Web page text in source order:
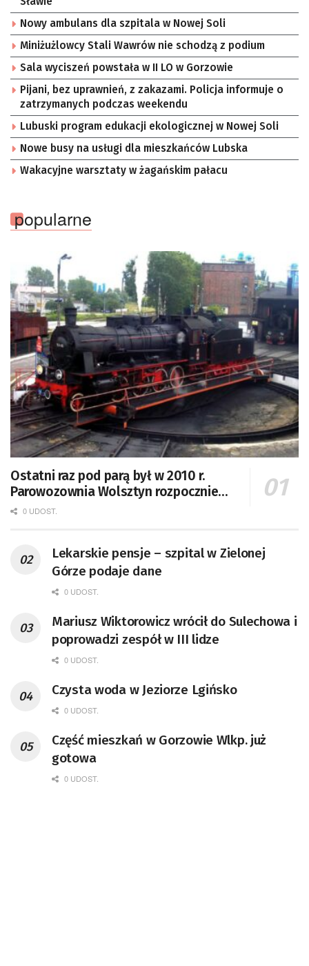
Nowy ambulans dla szpitala w Nowej Soli
Miniżużlowcy Stali Wawrów nie schodzą z podium
Sala wyciszeń powstała w II LO w Gorzowie
Pijani, bez uprawnień, z zakazami. Policja informuje o
zatrzymanych podczas weekendu
Lubuski program edukacji ekologicznej w Nowej Soli
Nowe busy na usługi dla mieszkańców Lubska
Wakacyjne warsztaty w żagańskim pałacu
popularne
Ostatni raz pod parą był w 2010 r.
Parowozownia Wolsztyn rozpocznie
remont unikatowego Tr5-65
0 UDOST.
Lekarskie pensje – szpital w Zielonej
Górze podaje dane
0 UDOST.
Mariusz Wiktorowicz wrócił do Sulechowa i
poprowadzi zespół w III lidze
0 UDOST.
Czysta woda w Jeziorze Lgińsko
0 UDOST.
Część mieszkań w Gorzowie Wlkp. już
gotowa
0 UDOST.